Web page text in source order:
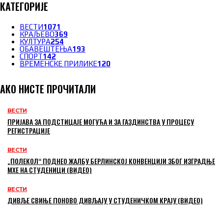
КАТЕГОРИЈЕ
ВЕСТИ1071
КРАЉЕВО369
КУЛТУРА254
ОБАВЕШТЕЊА193
СПОРТ142
ВРЕМЕНСКЕ ПРИЛИКЕ120
АКО НИСТЕ ПРОЧИТАЛИ
ВЕСТИ
ПРИЈАВА ЗА ПОДСТИЦАЈЕ МОГУЋА И ЗА ГАЗДИНСТВА У ПРОЦЕСУ
РЕГИСТРАЦИЈЕ
ВЕСТИ
„ПОЛЕКОЛ“ ПОДНЕО ЖАЛБУ БЕРЛИНСКОЈ КОНВЕНЦИЈИ ЗБОГ ИЗГРАДЊЕ
МХЕ НА СТУДЕНИЦИ (ВИДЕО)
ВЕСТИ
ДИВЉЕ СВИЊЕ ПОНОВО ДИВЉАЈУ У СТУДЕНИЧКОМ КРАЈУ (ВИДЕО)